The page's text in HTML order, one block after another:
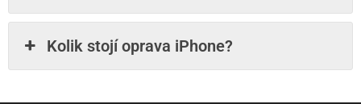
Kolik stojí oprava iPhone?